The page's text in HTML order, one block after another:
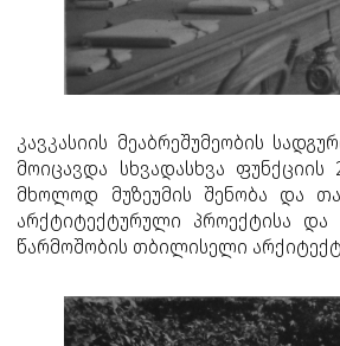
კავკასიის მეაბრეშუმეობის
მოიცავდა სხვადასხვა
მხოლოდ მუზეუმის შენობა და
არქტიტექტურული პროექტისა და
წარმოშობის თბილისელი